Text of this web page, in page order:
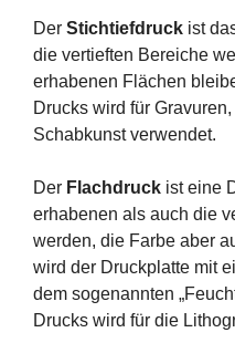
Der Stichtiefdruck ist
die vertieften Bereiche
erhabenen Flächen
Drucks wird für
Schabkunst verwendet.
Der Flachdruck ist eine
erhabenen als auch die
werden, die Farbe aber
wird der Druckplatte mit
dem sogenannten
Drucks wird für die